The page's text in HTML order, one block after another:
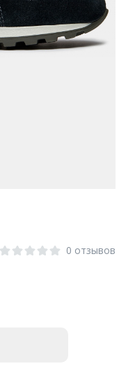
0 отзывов